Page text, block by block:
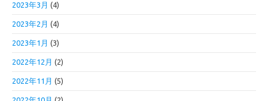
2023年3月 (4)
2023年2月 (4)
2023年1月 (3)
2022年12月 (2)
2022年11月 (5)